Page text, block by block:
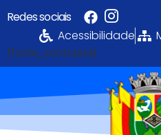
Redes sociais
Acessibilidade
[fonte_contraste]